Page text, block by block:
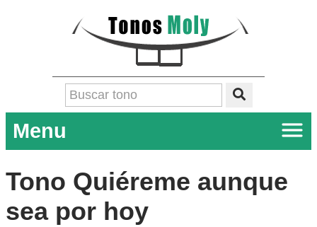
Menu
Tono Quiéreme aunque
sea por hoy